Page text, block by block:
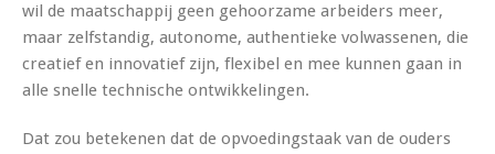
wil de maatschappij geen gehoorzame arbeiders meer,
maar zelfstandig, autonome, authentieke volwassenen, die
creatief en innovatief zijn, flexibel en mee kunnen gaan in
alle snelle technische ontwikkelingen.
Dat zou betekenen dat de opvoedingstaak van de ouders